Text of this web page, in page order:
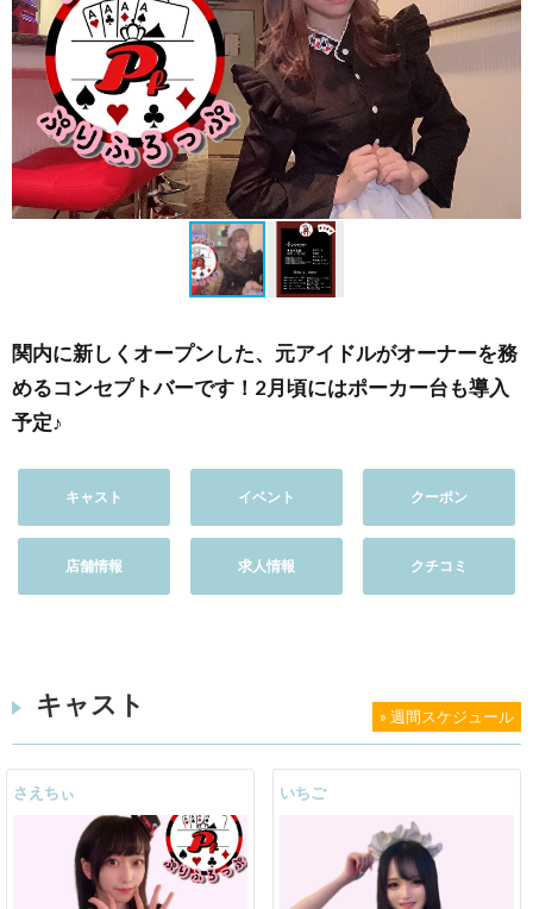
関内に新しくオープンした、元アイドルがオーナーを務
めるコンセプトバーです！2月頃にはポーカー台も導入
予定♪
キャスト イベント クーポン
店舗情報 求人情報 クチコミ
キャスト » 週間スケジュール
さえちぃ いちご